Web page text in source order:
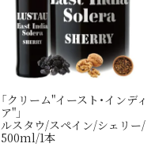
「クリーム"イースト・インディ
ア"」
ルスタウ/スペイン/シェリー/
500ml/1本